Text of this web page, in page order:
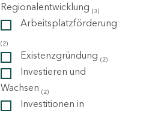
Regionalentwicklung (3)
Arbeitsplatzförderung
(2)
Existenzgründung (2)
Investieren und
Wachsen (2)
Investitionen in